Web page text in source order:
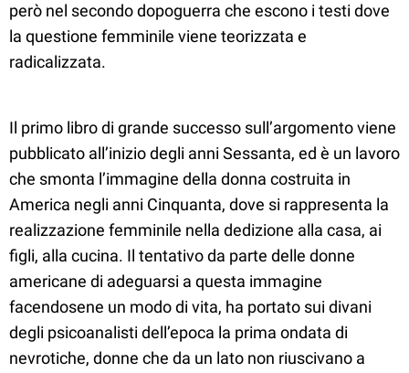
però nel secondo dopoguerra che escono i testi dove
la questione femminile viene teorizzata e
radicalizzata.
​Il primo libro di grande successo sull’argomento viene
pubblicato all’inizio degli anni Sessanta, ed è un lavoro
che smonta l’immagine della donna costruita in
America negli anni Cinquanta, dove si rappresenta la
realizzazione femminile nella dedizione alla casa, ai
figli, alla cucina. Il tentativo da parte delle donne
americane di adeguarsi a questa immagine
facendosene un modo di vita, ha portato sui divani
degli psicoanalisti dell’epoca la prima ondata di
nevrotiche, donne che da un lato non riuscivano a